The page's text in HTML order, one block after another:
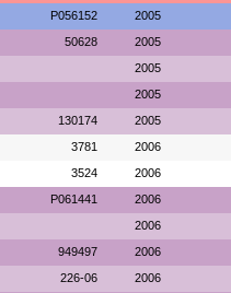
P056152 2005
50628 2005
2005
2005
130174 2005
3781 2006
3524 2006
P061441 2006
2006
949497 2006
226-06 2006